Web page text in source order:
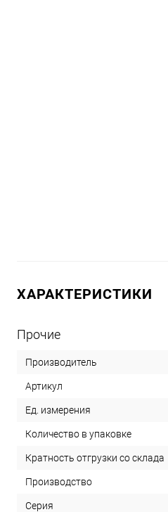
ХАРАКТЕРИСТИКИ
Прочие
Производитель
Артикул
Ед. измерения
Количество в упаковке
Кратность отгрузки со склада
Производство
Серия